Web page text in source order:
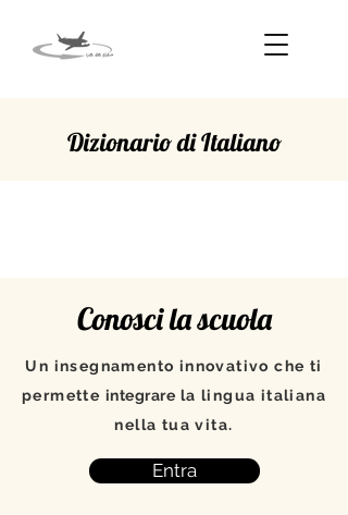
Dizionario di Italiano
Conosci la scuola
Un insegnamento innovativo che ti
permette integrare la lingua italiana
nella tua vita.
Entra